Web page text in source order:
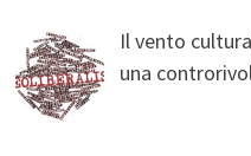
Il vento
una